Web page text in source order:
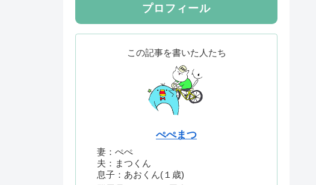
プロフィール
この記事を書いた人たち
ぺぺまつ
妻：ぺぺ
夫：まつくん
息子：あおくん(１歳)